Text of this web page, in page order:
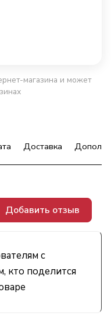
магазина и может
Доставка
с
кто поделится
Добавить отзыв